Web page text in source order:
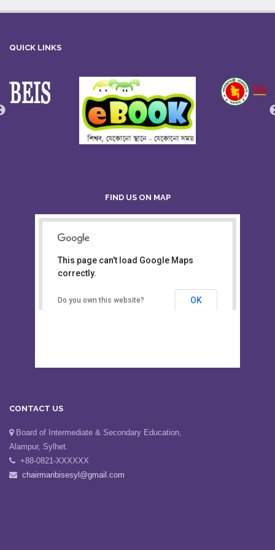
QUICK LINKS
FIND US ON MAP
Board of Intermediate &
Secondary Education, Alampur,
This page can't load Google Maps
correctly.
Do you own this website? OK
CONTACT US
Board of Intermediate & Secondary Education,
Alampur, Sylhet.
+88-0821-XXXXXX
chairmanbisesyl@gmail.com